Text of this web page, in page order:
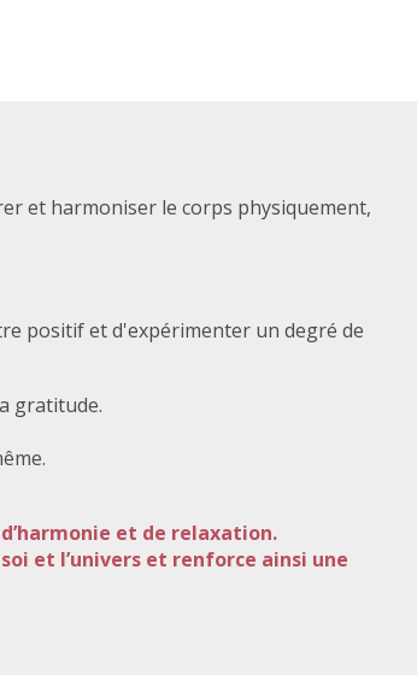
et harmoniser le corps physiquement,
positif et d'expérimenter un degré de
gratitude.
et de relaxation.
et l’univers et renforce ainsi une